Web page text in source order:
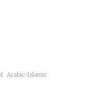
Arabic-Islamic